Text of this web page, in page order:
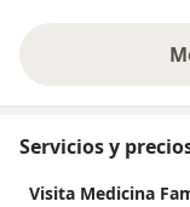
Servicios y
Visita Medicina